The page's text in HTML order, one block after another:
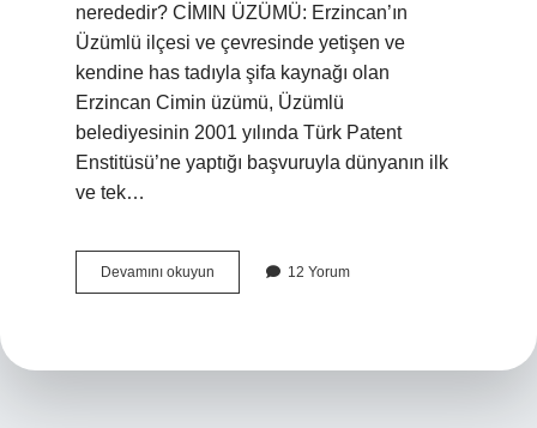
nerededir? CİMIN ÜZÜMÜ: Erzincan’ın
Üzümlü ilçesi ve çevresinde yetişen ve
kendine has tadıyla şifa kaynağı olan
Erzincan Cimin üzümü, Üzümlü
belediyesinin 2001 yılında Türk Patent
Enstitüsü’ne yaptığı başvuruyla dünyanın ilk
ve tek…
Devamını okuyun Türkiyenin
En
12 Yorum